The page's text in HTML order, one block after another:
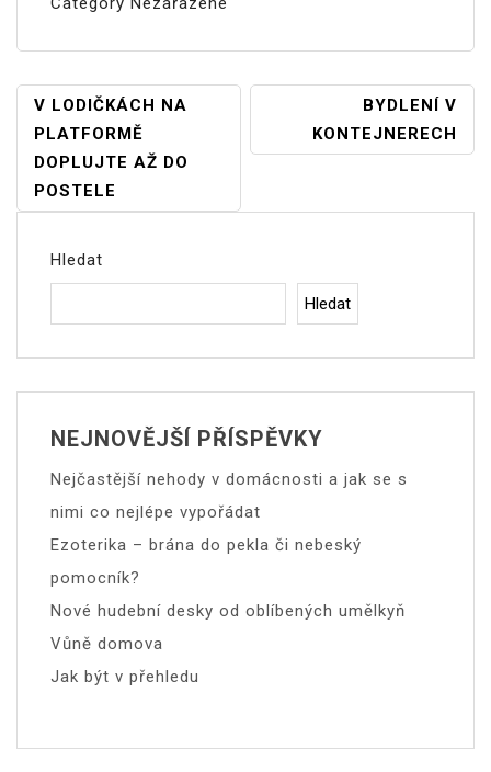
Navigace
Pro
Příspěvek
V LODIČKÁCH NA
PLATFORMĚ
DOPLUJTE AŽ DO
POSTELE
BYDLENÍ V
KONTEJNERECH
Hledat
Hledat
NEJNOVĚJŠÍ PŘÍSPĚVKY
Nejčastější nehody v domácnosti a jak se s
nimi co nejlépe vypořádat
Ezoterika – brána do pekla či nebeský
pomocník?
Nové hudební desky od oblíbených umělkyň
Vůně domova
Jak být v přehledu